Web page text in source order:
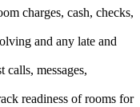
charges, cash, checks,
and any late and
calls, messages,
readiness of rooms for